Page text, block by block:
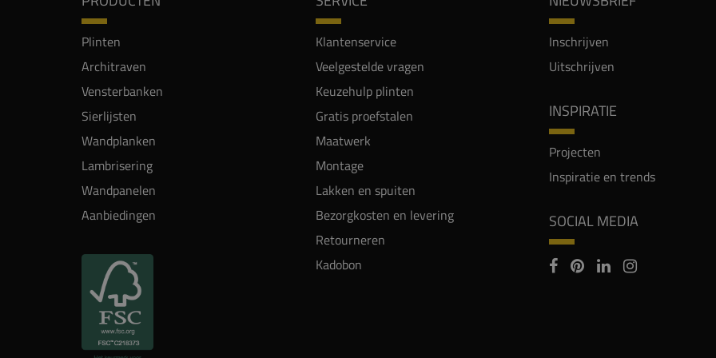
Plinten
Architraven
Vensterbanken
Sierlijsten
Wandplanken
Lambrisering
Wandpanelen
Aanbiedingen
Klantenservice
Veelgestelde vragen
Keuzehulp plinten
Gratis proefstalen
Maatwerk
Montage
Lakken en spuiten
Bezorgkosten en levering
Retourneren
Kadobon
Inschrijven
Uitschrijven
INSPIRATIE
Projecten
Inspiratie en trends
SOCIAL MEDIA